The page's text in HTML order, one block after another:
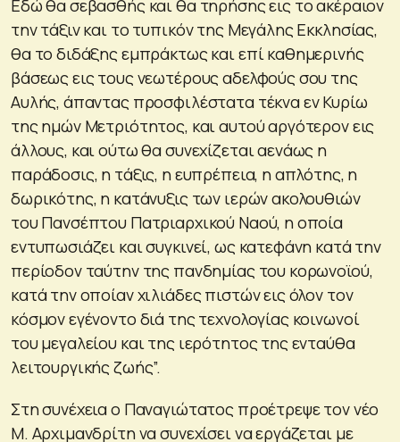
Εδώ θα σεβασθής και θα τηρήσης εις το ακέραιον
την τάξιν και το τυπικόν της Μεγάλης Εκκλησίας,
θα το διδάξης εμπράκτως και επί καθημερινής
βάσεως εις τους νεωτέρους αδελφούς σου της
Αυλής, άπαντας προσφιλέστατα τέκνα εν Κυρίω
της ημών Μετριότητος, και αυτού αργότερον εις
άλλους, και ούτω θα συνεχίζεται αενάως η
παράδοσις, η τάξις, η ευπρέπεια, η απλότης, η
δωρικότης, η κατάνυξις των ιερών ακολουθιών
του Πανσέπτου Πατριαρχικού Ναού, η οποία
εντυπωσιάζει και συγκινεί, ως κατεφάνη κατά την
περίοδον ταύτην της πανδημίας του κορωνοϊού,
κατά την οποίαν χιλιάδες πιστών εις όλον τον
κόσμον εγένοντο διά της τεχνολογίας κοινωνοί
του μεγαλείου και της ιερότητος της ενταύθα
λειτουργικής ζωής”.
Στη συνέχεια ο Παναγιώτατος προέτρεψε τον νέο
Μ. Αρχιμανδρίτη να συνεχίσει να εργάζεται με